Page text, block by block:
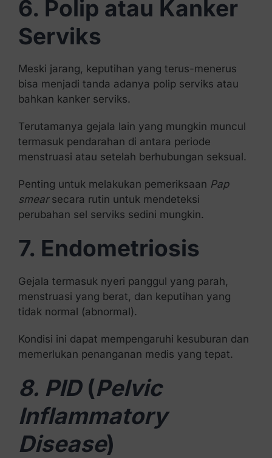
6. Polip atau Kanker
Serviks
Meski jarang, keputihan yang terus-menerus
bisa menjadi tanda adanya polip serviks atau
bahkan kanker serviks.
Terutamanya gejala lain yang mungkin muncul
termasuk pendarahan di antara periode
menstruasi atau setelah berhubungan seksual.
Penting untuk melakukan pemeriksaan Pap
smearsecara rutin untuk mendeteksi
perubahan sel serviks sedini mungkin.
7. Endometriosis
Gejala termasuk nyeri panggul yang parah,
menstruasi yang berat, dan keputihan yang
tidak normal (abnormal).
Kondisi ini dapat mempengaruhi kesuburan dan
memerlukan penanganan medis yang tepat.
8. PID(Pelvic
Inflammatory
Disease)